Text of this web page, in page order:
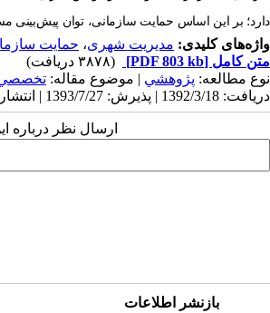
دارد؛ بر این اساس حمایت سازمانی، توان پیش‌بینی
واژه‌های کلیدی: مدیریت شهری، حمایت
متن کامل [PDF 803 kb]
(۳۸۷۸ دریافت)
نوع مطالعه: پژوهشي | موضوع مقاله:
دریافت: 1392/3/18 | پذیرش: 1393/7/27 | انتشار: 1393/9/30 | انتشار الکترونیک: 1393/9/30
ارسال نظر درباره
بازنشر اطلاعات